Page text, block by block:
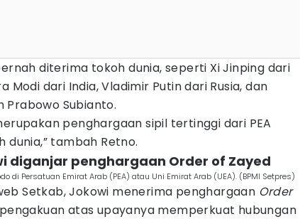
diterima tokoh dunia, seperti Xi Jinping dari
Modi dari India, Vladimir Putin dari Rusia, dan
Prabowo Subianto.
penghargaan sipil tertinggi dari PEA
tambah Retno.
diganjar penghargaan Order of Zayed
di Persatuan Emirat Arab (PEA) atau Uni Emirat Arab (UEA). (BPMI Setpres)
Setkab, Jokowi menerima penghargaan Order
atas upayanya memperkuat hubungan